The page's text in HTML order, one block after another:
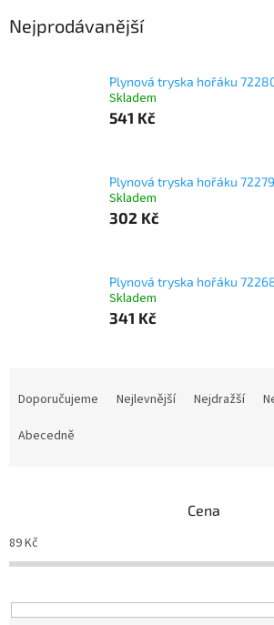
Nejprodávanější
Plynová tryska hořáku
Skladem
541 Kč
Plynová tryska hořáku
Skladem
302 Kč
Plynová tryska hořáku
Skladem
341 Kč
o
d
k
t
Doporučujeme Nejlevnější Nejdražší
Abecedně
Cena
89Kč